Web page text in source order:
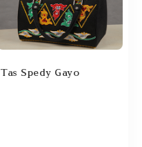
Tas Spedy Gayo